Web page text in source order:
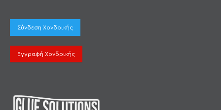
Σύνδεση Χονδρικής
Εγγραφή Χονδρικής